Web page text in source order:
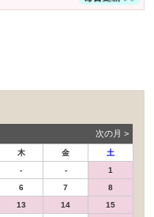
次の⽉ >
木 金
土
- -
1
6 7
8
13 14
15